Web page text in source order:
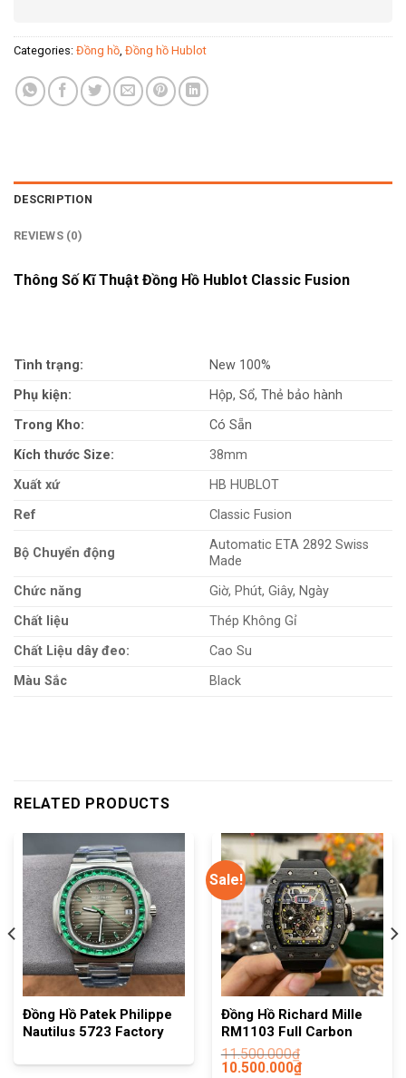
Categories: Đồng hồ Đồng hồ Hublot
DESCRIPTION
REVIEWS (0)
Thông Số Kĩ Thuật Đồng Hồ Hublot Classic Fusion
Tình trạng:
New 100%
Phụ kiện:
Hộp, Sổ, Thẻ bảo hành
Trong Kho:
Có Sẵn
Kích thước Size:
38mm
Xuất xứ
HB HUBLOT
Ref
Classic Fusion
Bộ Chuyển động
Automatic ETA 2892 Swiss
Made
Chức năng
Giờ, Phút, Giây, Ngày
Chất liệu
Thép Không Gỉ
Chất Liệu dây đeo:
Cao Su
Màu Sắc
Black
RELATED PRODUCTS
Đồng Hồ Patek Philippe
Nautilus 5723 Factory
Sale!
Đồng Hồ Richard Mille
RM1103 Full Carbon
11.500.000₫
10.500.000₫